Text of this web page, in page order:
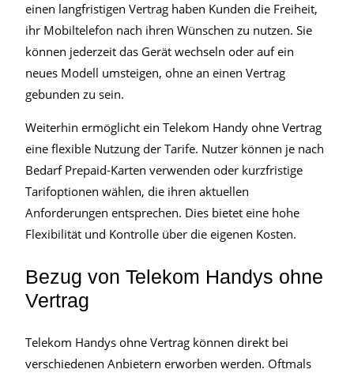
einen langfristigen Vertrag haben Kunden die Freiheit,
ihr Mobiltelefon nach ihren Wünschen zu nutzen. Sie
können jederzeit das Gerät wechseln oder auf ein
neues Modell umsteigen, ohne an einen Vertrag
gebunden zu sein.
Weiterhin ermöglicht ein Telekom Handy ohne Vertrag
eine flexible Nutzung der Tarife. Nutzer können je nach
Bedarf Prepaid-Karten verwenden oder kurzfristige
Tarifoptionen wählen, die ihren aktuellen
Anforderungen entsprechen. Dies bietet eine hohe
Flexibilität und Kontrolle über die eigenen Kosten.
Bezug von Telekom Handys ohne
Vertrag
Telekom Handys ohne Vertrag können direkt bei
verschiedenen Anbietern erworben werden. Oftmals